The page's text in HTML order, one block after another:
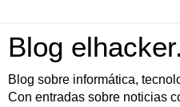
Blog
Blog sobre informática,
Con entradas sobre noticias